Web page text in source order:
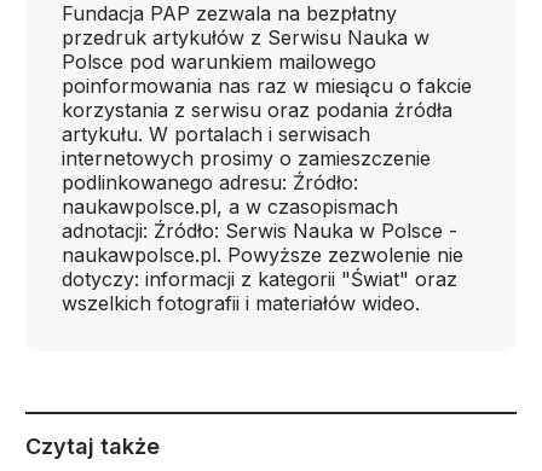
Fundacja PAP zezwala na bezpłatny
przedruk artykułów z Serwisu Nauka w
Polsce pod warunkiem mailowego
poinformowania nas raz w miesiącu o fakcie
korzystania z serwisu oraz podania źródła
artykułu. W portalach i serwisach
internetowych prosimy o zamieszczenie
podlinkowanego adresu: Źródło:
naukawpolsce.pl, a w czasopismach
adnotacji: Źródło: Serwis Nauka w Polsce -
naukawpolsce.pl. Powyższe zezwolenie nie
dotyczy: informacji z kategorii "Świat" oraz
wszelkich fotografii i materiałów wideo.
Czytaj także